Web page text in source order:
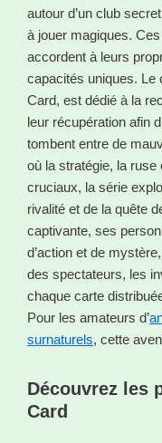
autour d’un club
à jouer magiques.
accordent à leurs
capacités uniques. Le
Card, est dédié à la
leur récupération afin
tombent entre de
où la stratégie, la ruse
cruciaux, la série
rivalité et de la quête
captivante, ses
d’action et de
des spectateurs, les
chaque carte
Pour les amateurs d’
surnaturels, cette
Découvrez les
Card